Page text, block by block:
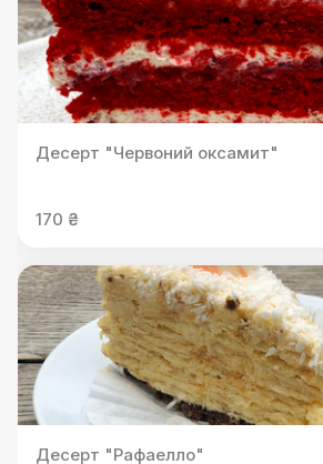
Десерт "Червоний оксамит"
170 ₴
Десерт "Рафаелло"